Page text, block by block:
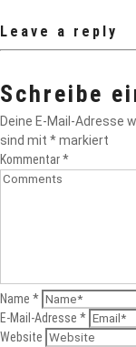
Leave a reply
Schreibe
Deine E-Mail-Adresse
sind mit *markiert
Kommentar*
Name *
E-Mail-Adresse *
Website